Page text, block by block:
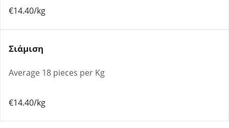
€14.40/kg
Σιάμιση
Average 18 pieces per Kg
€14.40/kg